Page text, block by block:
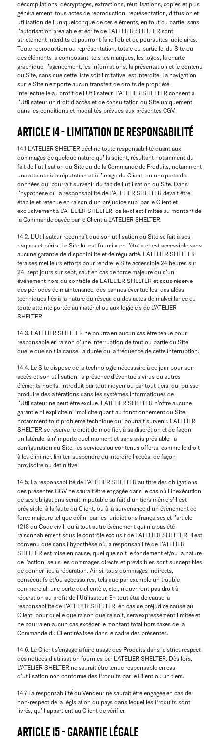
décompilations, décryptages, extractions, réutilisations, copies et plus
généralement, tous actes de reproduction, représentation, diffusion et
utilisation de l’un quelconque de ces éléments, en tout ou partie, sans
l’autorisation préalable et écrite de L’ATELIER SHELTER sont
strictement interdits et pourront faire l’objet de poursuites judiciaires.
Toute reproduction ou représentation, totale ou partielle, du Site ou
des éléments la composant, tels les marques, les logos, la charte
graphique, l’agencement, les informations, la présentation et le contenu
du Site, sans que cette liste soit limitative, est interdite. La navigation
sur le Site n’emporte aucun transfert de droits de propriété
intellectuelle au profit de l’Utilisateur. L’ATELIER SHELTER consent à
l’Utilisateur un droit d’accès et de consultation du Site uniquement,
dans les conditions et modalités prévues aux présentes CGV.
ARTICLE 14 - LIMITATION DE RESPONSABILITÉ
14.1 L’ATELIER SHELTER décline toute responsabilité quant aux
dommages de quelque nature qu’ils soient, résultant notamment du
fait de l’utilisation du Site ou de la Commande de Produits, notamment
une atteinte à la réputation et à l’image du Client, ou une perte de
données qui pourrait survenir du fait de l’utilisation du Site. Dans
l’hypothèse où la responsabilité de L’ATELIER SHELTER devait être
établie et retenue en raison d’un préjudice subi par le Client et
exclusivement à L’ATELIER SHELTER, celle-ci est limitée au montant de
la Commande payée par le Client à L’ATELIER SHELTER.
14.2. L’Utilisateur reconnaît que son utilisation du Site se fait à ses
risques et périls. Le Site lui est fourni « en l’état » et est accessible sans
aucune garantie de disponibilité et de régularité. L’ATELIER SHELTER
fera ses meilleurs efforts pour rendre le Site accessible 24 heures sur
24, sept jours sur sept, sauf en cas de force majeure ou d’un
événement hors du contrôle de L’ATELIER SHELTER et sous réserve
des périodes de maintenance, des pannes éventuelles, des aléas
techniques liés à la nature du réseau ou des actes de malveillance ou
toute atteinte portée au matériel ou aux logiciels de L’ATELIER
SHELTER.
14.3. L’ATELIER SHELTER ne pourra en aucun cas être tenue pour
responsable en raison d’une interruption de tout ou partie du Site
quelle que soit la cause, la durée ou la fréquence de cette interruption.
14.4. Le Site dispose de la technologie nécessaire à ce jour pour son
accès et son utilisation, la présence d'éventuels virus ou autres
éléments nocifs, introduit par tout moyen ou par tout tiers, qui puisse
produire des altérations dans les systèmes informatiques de
l’Utilisateur ne peut être exclue. L’ATELIER SHELTER n'offre aucune
garantie ni explicite ni implicite quant au fonctionnement du Site,
notamment tout problème technique qui pourrait survenir. L’ATELIER
SHELTER se réserve le droit de modifier, à sa discrétion et de façon
unilatérale, à n'importe quel moment et sans avis préalable, la
configuration du Site, les services ou contenus offerts, comme le droit
à les éliminer, limiter, suspendre ou interdire l'accès, de façon
provisoire ou définitive.
14.5. La responsabilité de L’ATELIER SHELTER au titre des obligations
des présentes CGV ne saurait être engagée dans le cas où l’inexécution
de ses obligations serait imputable au fait d’un tiers même s’il est
prévisible, à la faute du Client, ou à la survenance d’un évènement de
force majeure tel que défini par les juridictions françaises et l’article
1218 du Code civil, ou à tout autre évènement qui n’a pas été
raisonnablement sous le contrôle exclusif de L’ATELIER SHELTER. Il est
convenu que dans l’hypothèse où la responsabilité de L’ATELIER
SHELTER est mise en cause, quel que soit le fondement et/ou la nature
de l’action, seuls les dommages directs et prévisibles sont susceptibles
de donner lieu à réparation. Ainsi, tous dommages indirects,
consécutifs et/ou accessoires, tels que par exemple un trouble
commercial, une perte de clientèle, etc., n’ouvriront pas droit à
réparation au profit de l’Utilisateur. En tout état de cause la
responsabilité de L’ATELIER SHELTER, en cas de préjudice causé au
Client, pour quelle que raison que ce soit, sera expressément limitée et
ne pourra en aucun cas excéder le montant total hors taxes de la
Commande du Client réalisée dans le cadre des présentes.
14.6. Le Client s’engage à faire usage des Produits dans le strict respect
des notices d’utilisation fournies par L’ATELIER SHELTER. Dès lors,
L’ATELIER SHELTER ne saurait être tenue responsable en cas
d’utilisation non conforme des Produits par le Client ou un tiers.
14.7 La responsabilité́ du Vendeur ne saurait être engagée en cas de
non-respect de la législation du pays dans lequel les Produits sont
livrés, qu’il appartient au Client de vérifier.
ARTICLE 15 - GARANTIE LÉGALE